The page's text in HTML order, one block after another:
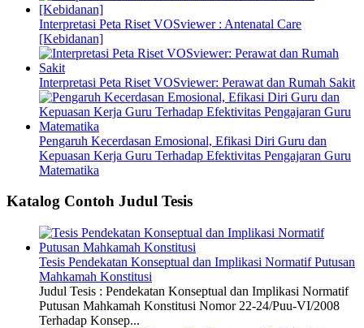
Interpretasi Peta Riset VOSviewer : Antenatal Care
[Kebidanan]
Interpretasi Peta Riset VOSviewer: Perawat dan Rumah Sakit
Pengaruh Kecerdasan Emosional, Efikasi Diri Guru dan
Kepuasan Kerja Guru Terhadap Efektivitas Pengajaran Guru
Matematika
Katalog Contoh Judul Tesis
Tesis Pendekatan Konseptual dan Implikasi Normatif Putusan
Mahkamah Konstitusi
Judul Tesis : Pendekatan Konseptual dan Implikasi Normatif
Putusan Mahkamah Konstitusi Nomor 22-24/Puu-VI/2008
Terhadap Konsep...